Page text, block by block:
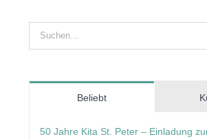
Suche
nach:
Beliebt
50 Jahre Kita St. Peter – Einladung